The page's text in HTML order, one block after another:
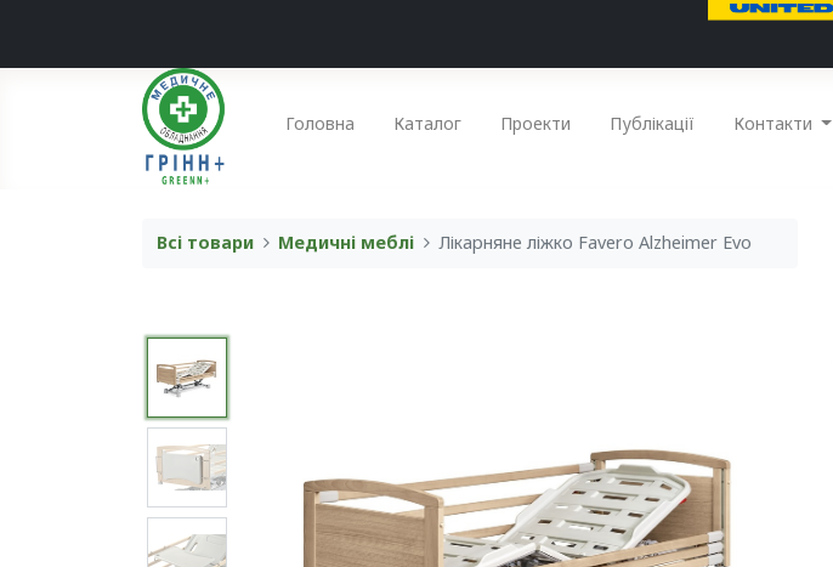
Головна Каталог Проекти Публікації Контакти
Всі товари Медичні меблі Лікарняне ліжко Favero Alzheimer Evo